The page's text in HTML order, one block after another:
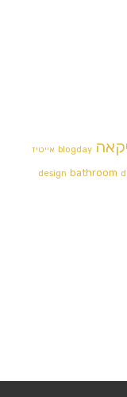
blogday אייטיז
design bathroom